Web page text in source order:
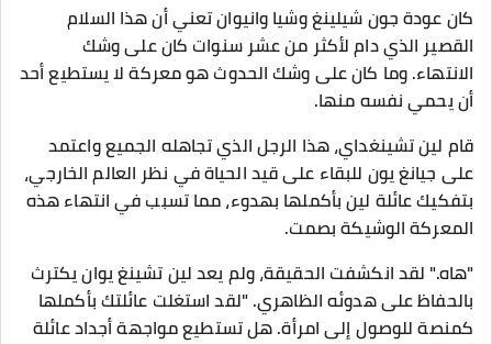
كان عودة جون شيلينغ وشيا وانيوان تعني أن هذا السلام
القصير الذي دام لأكثر من عشر سنوات كان على وشك
الانتهاء. وما كان على وشك الحدوث هو معركة لا يستطيع أحد
أن يحمي نفسه منها.
قام لين تشينغداي، هذا الرجل الذي تجاهله الجميع واعتمد
على جيانغ يون للبقاء على قيد الحياة في نظر العالم الخارجي،
بتفكيك عائلة لين بأكملها بهدوء، مما تسبب في انتهاء هذه
المعركة الوشيكة بصمت.
"هاه." لقد انكشفت الحقيقة، ولم يعد لين تشينغ يوان يكترث
بالحفاظ على هدوئه الظاهري. "لقد استغلت عائلتك بأكملها
كمنصة للوصول إلى امرأة. هل تستطيع مواجهة أجداد عائلة